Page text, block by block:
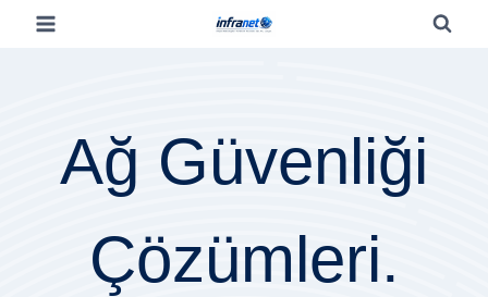
Ağ Güvenliği
Çözümleri.